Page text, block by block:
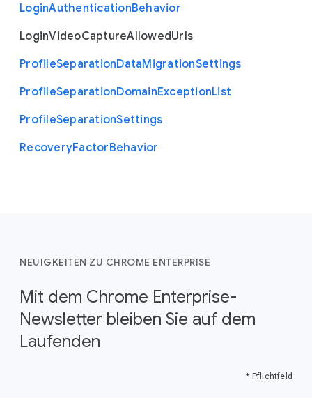
LoginAuthenticationBehavior
LoginVideoCaptureAllowedUrls
ProfileSeparationDataMigrationSettings
ProfileSeparationDomainExceptionList
ProfileSeparationSettings
RecoveryFactorBehavior
NEUIGKEITEN ZU CHROME ENTERPRISE
Mit dem Chrome Enterprise-
Newsletter bleiben Sie auf dem
Laufenden
* Pflichtfeld